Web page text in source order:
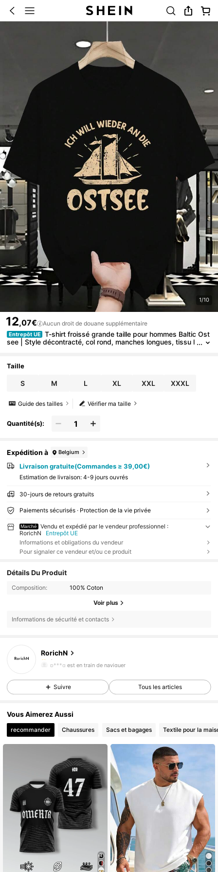
1/10
12,07€ Aucun droit de douane supplémentaire
Entrepôt UE
T-shirt froissé grande taille pour hommes Baltic Ost
see | Style décontracté, col rond, manches longues, tissu l
Taille
S M L XL XXL XXXL
Vérifier ma taille
Guide des tailles
Quantité(s):
Expédition à Belgium
Livraison gratuite(Commandes ≥ 39,00€)
Estimation de livraison: 4-9 jours ouvrés
30-jours de retours gratuits
Paiements sécurisés · Protection de la vie privée
Marché
Vendu et expédié par le vendeur professionnel :
RorichN
Entrepôt UE
Informations et obligations du vendeur
Pour signaler ce vendeur et/ou ce produit
Détails Du Produit
Composition: 100% Coton
Voir plus
Informations de sécurité et contacts
RorichN
4,49
54 Suiveurs
p***q est en train de naviguer
Suivre Tous les articles
Vous Aimerez Aussi
recommander Chaussures Sacs et bagages Textile pour la